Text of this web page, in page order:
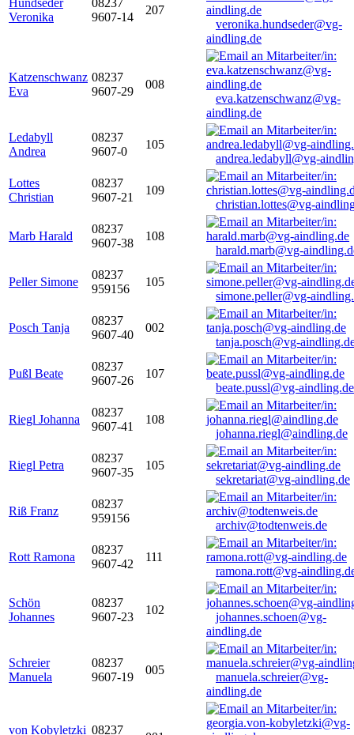
Hundseder
Veronika
08237
9607-14
207
veronika.hundseder@vg-
aindling.de
Katzenschwanz
Eva
08237
9607-29
008
eva.katzenschwanz@vg-
aindling.de
Ledabyll
Andrea
08237
9607-0
105
andrea.ledabyll@vg-
Lottes
Christian
08237
9607-21
109
christian.lottes@vg-
Marb Harald
08237
9607-38
108
harald.marb@vg-
Peller Simone
08237
959156
105
simone.peller@vg-
Posch Tanja
08237
9607-40
002
tanja.posch@vg-
Pußl Beate
08237
9607-26
107
beate.pussl@vg-aindling.de
Riegl Johanna
08237
9607-41
108
johanna.riegl@aindling.de
Riegl Petra
08237
9607-35
105
sekretariat@vg-aindling.de
Riß Franz
08237
959156
archiv@todtenweis.de
Rott Ramona
08237
9607-42
111
ramona.rott@vg-
Schön
Johannes
08237
9607-23
102
johannes.schoen@vg-
aindling.de
Schreier
Manuela
08237
9607-19
005
manuela.schreier@vg-
aindling.de
von Kobyletzki 08237